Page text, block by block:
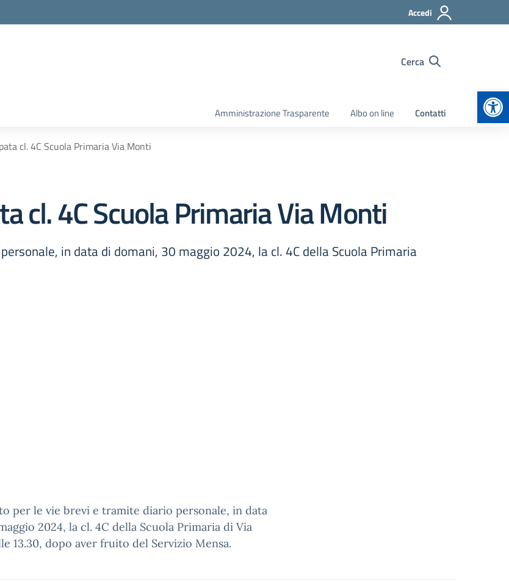
Accedi
Cerca
Amministrazione Trasparente Albo on line Contatti
cl. 4C Scuola Primaria Via Monti
cl. 4C Scuola Primaria Via Monti
in data di domani, 30 maggio 2024, la cl. 4C della Scuola Primaria
per le vie brevi e tramite diario personale, in data
2024, la cl. 4C della Scuola Primaria di Via
13.30, dopo aver fruito del Servizio Mensa.